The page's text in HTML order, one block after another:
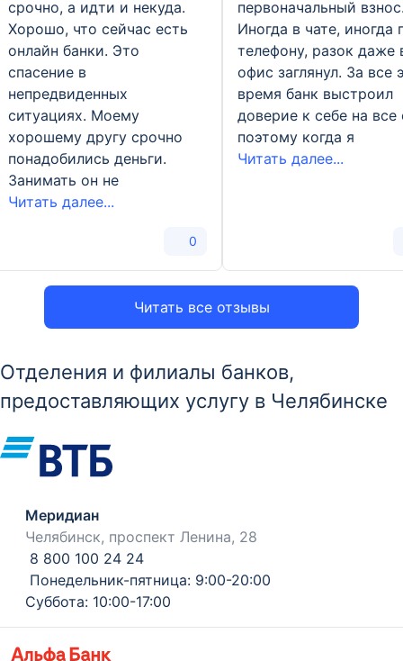
Читать все отзывы
срочно, а идти и некуда.
Хорошо, что сейчас есть
онлайн банки. Это
спасение в
непредвиденных
ситуациях. Моему
хорошему другу срочно
понадобились деньги.
Занимать он не
Читать далее...
0
первоначальный
Иногда в чате, иногда
телефону, разок даже
офис заглянул. За все
время банк выстроил
доверие к себе на все
поэтому когда я
Читать далее...
Отделения и филиалы банков,
предоставляющих услугу в Челябинске
Меридиан
Челябинск, проспект Ленина, 28
8 800 100 24 24
Понедельник-пятница: 9:00-20:00
Суббота: 10:00-17:00